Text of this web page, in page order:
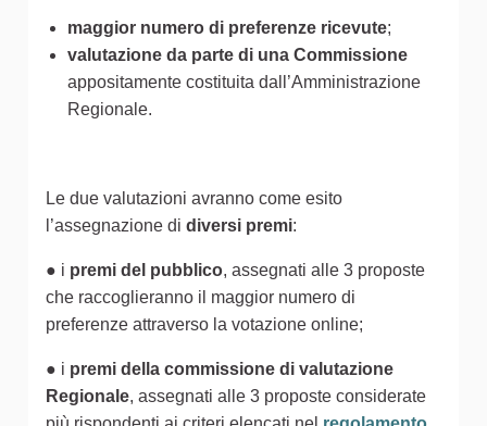
maggior numero di preferenze ricevute;
valutazione da parte di una Commissione
appositamente costituita dall’Amministrazione
Regionale.
Le due valutazioni avranno come esito
l’assegnazione di diversi premi:
● i premi del pubblico, assegnati alle 3 proposte
che raccoglieranno il maggior numero di
preferenze attraverso la votazione online;
● i premi della commissione di valutazione
Regionale, assegnati alle 3 proposte considerate